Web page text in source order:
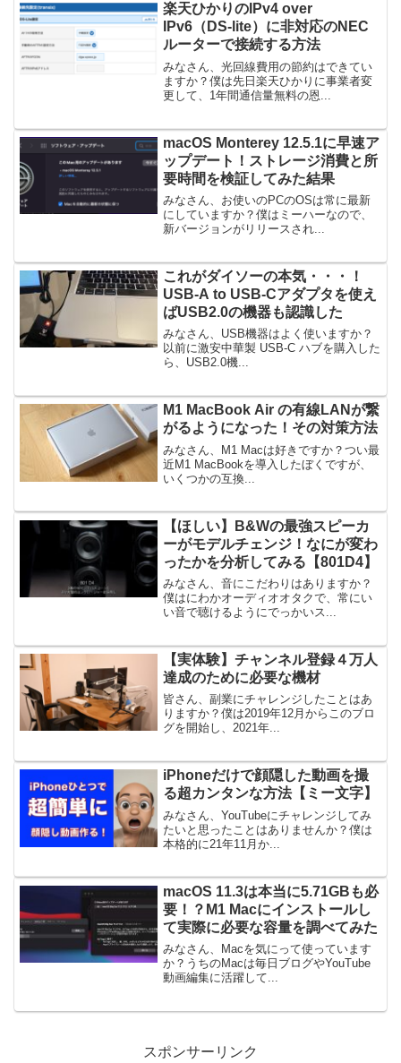
楽天ひかりのIPv4 over
IPv6（DS-lite）に非対応のNEC
ルーターで接続する方法
みなさん、光回線費用の節約はできてい
ますか？僕は先日楽天ひかりに事業者変
更して、1年間通信量無料の恩...
macOS Monterey 12.5.1に早速ア
ップデート！ストレージ消費と所
要時間を検証してみた結果
みなさん、お使いのPCのOSは常に最新
にしていますか？僕はミーハーなので、
新バージョンがリリースされ...
これがダイソーの本気・・・！
USB-A to USB-Cアダプタを使え
ばUSB2.0の機器も認識した
みなさん、USB機器はよく使いますか？
以前に激安中華製 USB-C ハブを購入した
ら、USB2.0機...
M1 MacBook Air の有線LANが繋
がるようになった！その対策方法
みなさん、M1 Macは好きですか？つい最
近M1 MacBookを導入したぼくですが、
いくつかの互換...
【ほしい】B&Wの最強スピーカ
ーがモデルチェンジ！なにが変わ
ったかを分析してみる【801D4】
みなさん、音にこだわりはありますか？
僕はにわかオーディオオタクで、常にい
い音で聴けるようにでっかいス...
【実体験】チャンネル登録４万人
達成のために必要な機材
皆さん、副業にチャレンジしたことはあ
りますか？僕は2019年12月からこのブロ
グを開始し、2021年...
iPhoneだけで顔隠した動画を撮
る超カンタンな方法【ミー文字】
みなさん、YouTubeにチャレンジしてみ
たいと思ったことはありませんか？僕は
本格的に21年11月か...
macOS 11.3は本当に5.71GBも必
要！？M1 Macにインストールし
て実際に必要な容量を調べてみた
みなさん、Macを気にって使っています
か？うちのMacは毎日ブログやYouTube
動画編集に活躍して...
スポンサーリンク